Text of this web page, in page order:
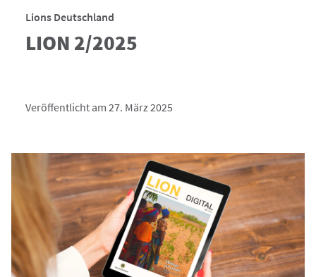
Lions Deutschland
LION 2/2025
Veröffentlicht am 27. März 2025